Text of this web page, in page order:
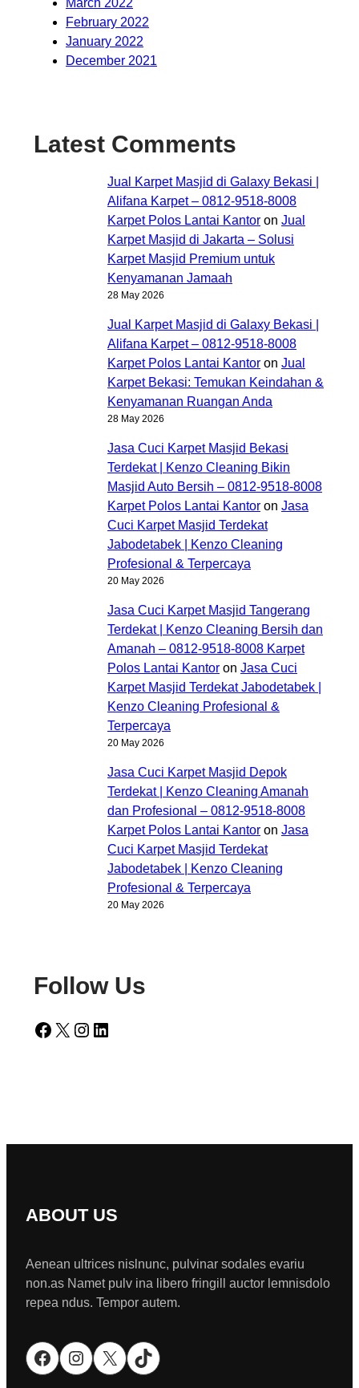
February 2022
January 2022
December 2021
Latest Comments
Jual Karpet Masjid di Galaxy Bekasi |
Alifana Karpet – 0812-9518-8008
Karpet Polos Lantai Kantor on Jual
Karpet Masjid di Jakarta – Solusi
Karpet Masjid Premium untuk
Kenyamanan Jamaah
28 May 2026
Jual Karpet Masjid di Galaxy Bekasi |
Alifana Karpet – 0812-9518-8008
Karpet Polos Lantai Kantor on Jual
Karpet Bekasi: Temukan Keindahan &
Kenyamanan Ruangan Anda
28 May 2026
Jasa Cuci Karpet Masjid Bekasi
Terdekat | Kenzo Cleaning Bikin
Masjid Auto Bersih – 0812-9518-8008
Karpet Polos Lantai Kantor on Jasa
Cuci Karpet Masjid Terdekat
Jabodetabek | Kenzo Cleaning
Profesional & Terpercaya
20 May 2026
Jasa Cuci Karpet Masjid Tangerang
Terdekat | Kenzo Cleaning Bersih dan
Amanah – 0812-9518-8008 Karpet
Polos Lantai Kantor on Jasa Cuci
Karpet Masjid Terdekat Jabodetabek |
Kenzo Cleaning Profesional &
Terpercaya
20 May 2026
Jasa Cuci Karpet Masjid Depok
Terdekat | Kenzo Cleaning Amanah
dan Profesional – 0812-9518-8008
Karpet Polos Lantai Kantor on Jasa
Cuci Karpet Masjid Terdekat
Jabodetabek | Kenzo Cleaning
Profesional & Terpercaya
20 May 2026
Follow Us
Facebook X Instagram LinkedIn
ABOUT US
Aenean ultrices nislnunc, pulvinar sodales evariu
non.as Namet pulv ina libero fringill auctor lemnisdolo
repea ndus. Tempor autem.
Facebook Instagram X TikTok